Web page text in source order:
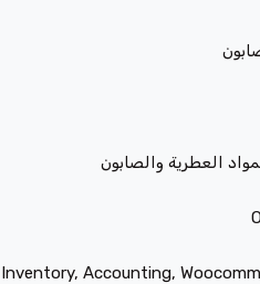
العطرية والصابون
Inventory, Accounting,